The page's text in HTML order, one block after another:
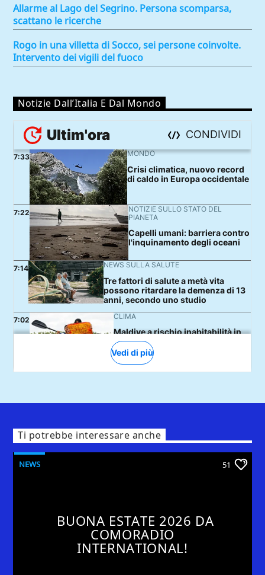
Allarme al Lago del Segrino. Persona scomparsa,
scattano le ricerche
Rogo in una villetta di Socco, sei persone coinvolte.
Intervento dei vigili del fuoco
Notizie Dall’Italia E Dal Mondo
Ti potrebbe interessare anche
NEWS 51
BUONA ESTATE 2026 DA
COMORADIO
INTERNATIONAL!